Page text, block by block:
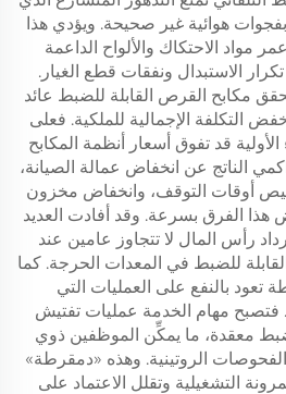
هوائية غير صحيحة. ويؤدي هذا
مواد الاحتكاك والألواح الداعمة
الاستبدال ونفقات قطع الغيار.
مكابح القرص القابلة للضبط عائد
التكلفة الإجمالية للملكية. فعلى
قد تفوق أسعار أنظمة المكابح
الناتج عن انخفاض عمالة الصيانة،
أوقات التوقف، وانخفاض مخزون
هذا الفرق بسرعة. وقد أفادت العديد
رأس المال لا تتجاوز عامين عند
للضبط في المعدات الحرجة. كما
تعود بالنفع على العمليات التي
فتصبح مهام الخدمة عمليات تفتيش
معقدة، ما يمكِّن الموظفين ذوي
الروتينية. وهذه «دمقرطة»
التشغيلية وتقلل الاعتماد على